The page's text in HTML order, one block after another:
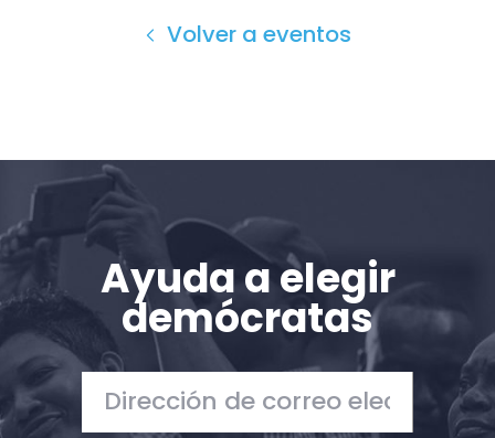
Pulse
Volver a eventos
Ayuda a elegir
demócratas